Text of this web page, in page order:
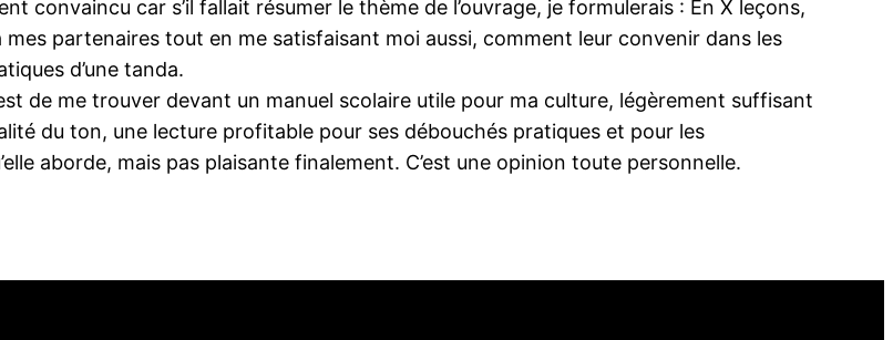
convaincu car s’il fallait résumer le thème de l’ouvrage, je formulerais : En X leçons,
mes partenaires tout en me satisfaisant moi aussi, comment leur convenir dans les
d’une tanda.
de me trouver devant un manuel scolaire utile pour ma culture, légèrement suffisant
du ton, une lecture profitable pour ses débouchés pratiques et pour les
aborde, mais pas plaisante finalement. C’est une opinion toute personnelle.